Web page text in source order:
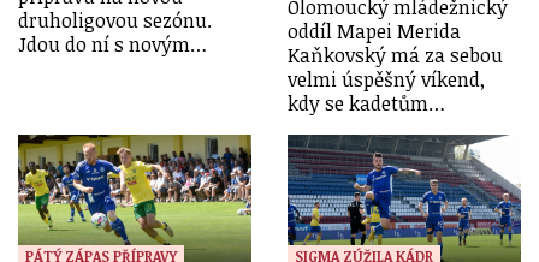
druholigovou sezónu.
Jdou do ní s novým…
Olomoucký mládežnický
oddíl Mapei Merida
Kaňkovský má za sebou
velmi úspěšný víkend,
kdy se kadetům…
PÁTÝ ZÁPAS PŘÍPRAVY SIGMA ZÚŽILA KÁDR